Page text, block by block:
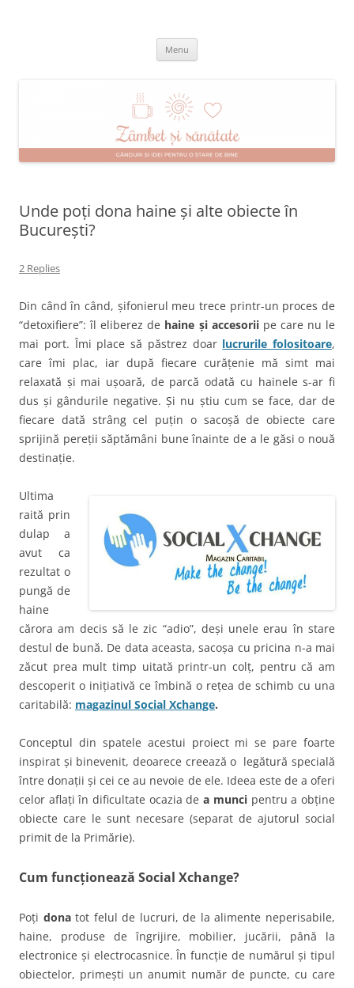
Menu
Unde poți dona haine și alte obiecte în
București?
2 Replies
Din când în când, șifonierul meu trece printr-un proces de
“detoxifiere”: îl eliberez de haine și accesoriipe care nu le
mai port. Îmi place să păstrez doar lucrurile folositoare,
care îmi plac, iar după fiecare curățenie mă simt mai
relaxată și mai ușoară, de parcă odată cu hainele s-ar fi
dus și gândurile negative. Și nu știu cum se face, dar de
fiecare dată strâng cel puțin o sacoșă de obiecte care
sprijină pereții săptămâni bune înainte de a le găsi o nouă
destinație.
Ultima
raită prin
dulap a
avut ca
rezultat o
pungă de
haine
cărora am decis să le zic “adio”, deși unele erau în stare
destul de bună. De data aceasta, sacoșa cu pricina n-a mai
zăcut prea mult timp uitată printr-un colț, pentru că am
descoperit o inițiativă ce îmbină o rețea de schimb cu una
caritabilă: magazinul Social Xchange.
Conceptul din spatele acestui proiect mi se pare foarte
inspirat și binevenit, deoarece creează o legătură specială
între donații și cei ce au nevoie de ele. Ideea este de a oferi
celor aflați în dificultate ocazia dea muncipentru a obține
obiecte care le sunt necesare (separat de ajutorul social
primit de la Primărie).
Cum funcționează Social Xchange?
Poți donatot felul de lucruri, de la alimente neperisabile,
haine, produse de îngrijire, mobilier, jucării, până la
electronice și electrocasnice. În funcție de numărul și tipul
obiectelor, primești un anumit număr de puncte, cu care